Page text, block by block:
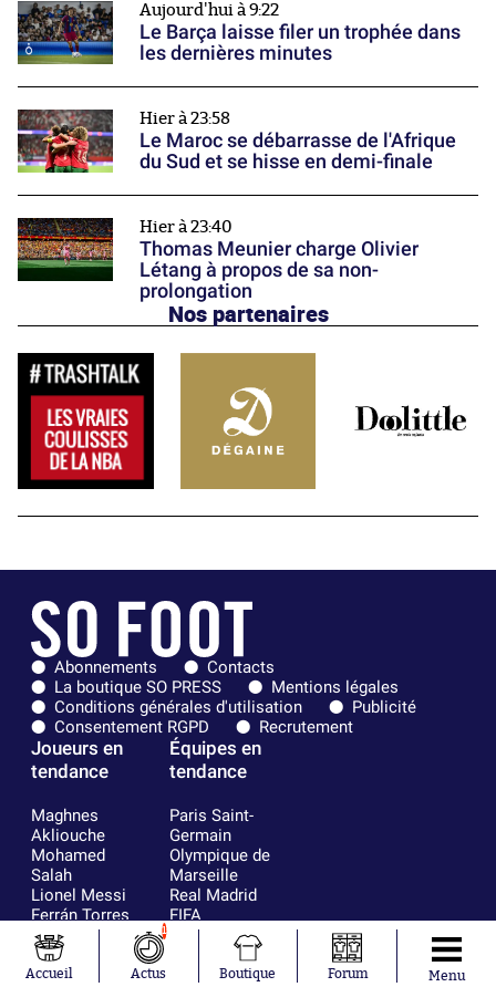
Aujourd'hui à 9:22
Le Barça laisse filer un trophée dans
les dernières minutes
Hier à 23:58
Le Maroc se débarrasse de l'Afrique
du Sud et se hisse en demi-finale
Hier à 23:40
Thomas Meunier charge Olivier
Létang à propos de sa non-
prolongation
Nos partenaires
Abonnements
Contacts
La boutique SO PRESS
Mentions légales
Conditions générales d'utilisation
Publicité
Consentement RGPD
Recrutement
Joueurs en
tendance
Maghnes
Akliouche
Mohamed
Salah
Lionel Messi
Ferrán Torres
Kilian Corredor
Franco
Mastantuono
Équipes en
tendance
Paris Saint-
Germain
Olympique de
Marseille
Real Madrid
FIFA
Olympique
AS Monaco
Accueil
1
Actus Boutique Forum Menu